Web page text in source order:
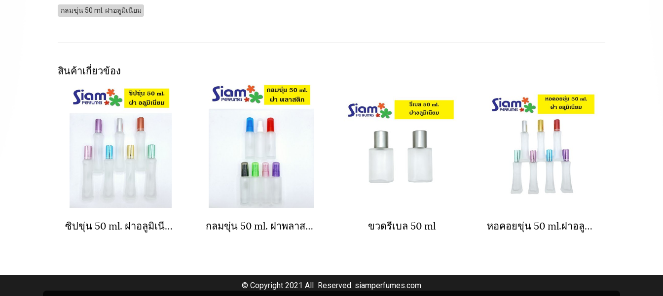
กลมขุ่น 50 ml. ฝาอลูมิเนียม
สินค้าเกี่ยวข้อง
ซิปขุ่น 50 ml. ฝาอลูมิเนียม กลมขุ่น 50 ml. ฝาพลาสติก ขวดรีเบล 50 ml หอคอยขุ่น 50 ml.ฝาอลูมิเนียม
© Copyright 2021 All Reserved. siamperfumes.com